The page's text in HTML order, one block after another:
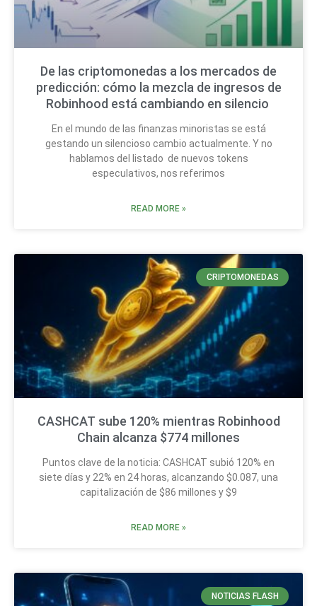
De las criptomonedas a los mercados de
predicción: cómo la mezcla de ingresos de
Robinhood está cambiando en silencio
En el mundo de las finanzas minoristas se está
gestando un silencioso cambio actualmente. Y no
hablamos del listado de nuevos tokens
especulativos, nos referimos
READ MORE »
CRIPTOMONEDAS
CASHCAT sube 120% mientras Robinhood
Chain alcanza $774 millones
Puntos clave de la noticia: CASHCAT subió 120% en
siete días y 22% en 24 horas, alcanzando $0.087, una
capitalización de $86 millones y $9
READ MORE »
NOTICIAS FLASH